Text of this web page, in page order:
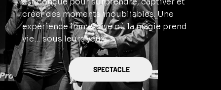
créer des moments inoubliables. Une
expérience immersive où la magie prend
vie… sous leurs yeux.
SPECTACLE